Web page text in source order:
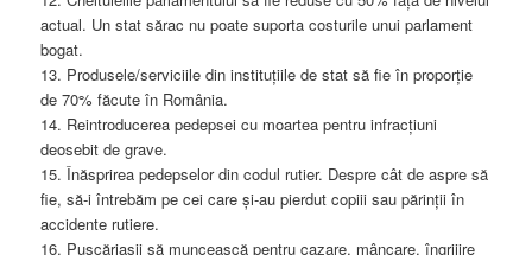
actual. Un stat sărac nu poate suporta costurile unui parlament
bogat.
13. Produsele/serviciile din instituțiile de stat să fie în proporție
de 70% făcute în România.
14. Reintroducerea pedepsei cu moartea pentru infracțiuni
deosebit de grave.
15. Înăsprirea pedepselor din codul rutier. Despre cât de aspre să
fie, să-i întrebăm pe cei care și-au pierdut copiii sau părinții în
accidente rutiere.
16. Pușcăriașii să muncească pentru cazare, mâncare, îngrijire